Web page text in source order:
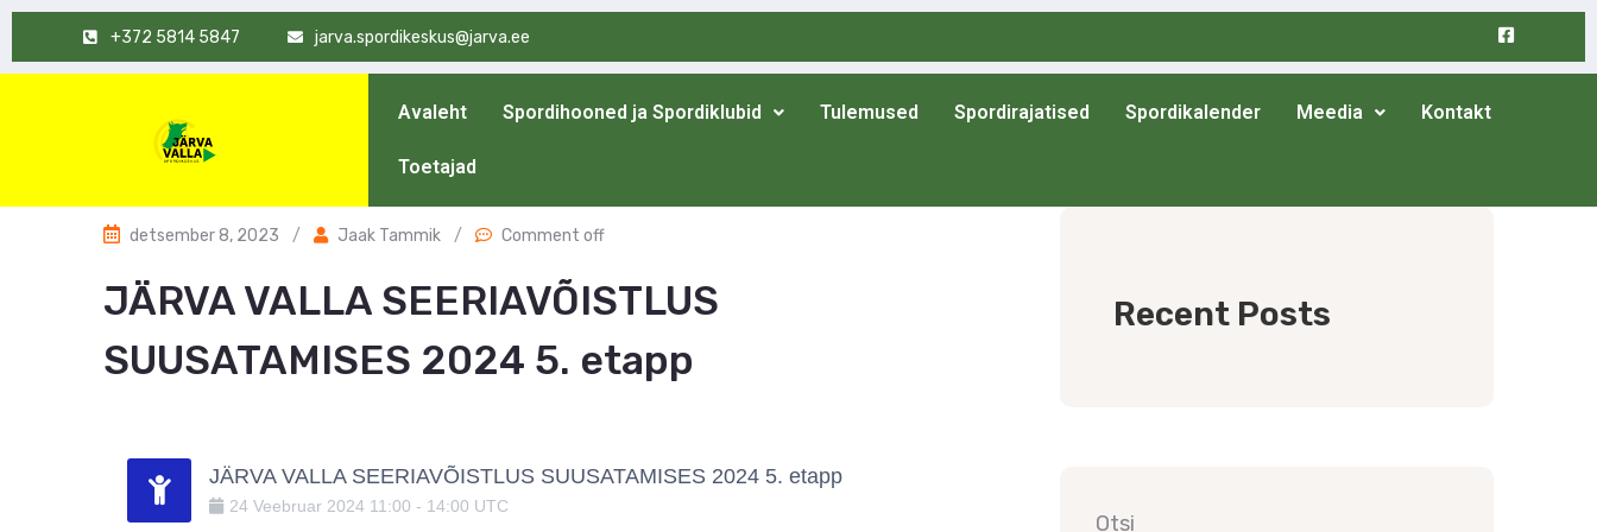
+372 5814 5847 jarva.spordikeskus@jarva.ee
Avaleht Spordihooned ja Spordiklubid Tulemused Spordirajatised Spordikalender Meedia Kontakt
Toetajad
detsember 8, 2023 / Jaak Tammik / Comment off
JÄRVA VALLA SEERIAVÕISTLUS
SUUSATAMISES 2024 5. etapp
JÄRVA VALLA SEERIAVÕISTLUS SUUSATAMISES 2024 5. etapp
24 Veebruar 2024 11:00 - 14:00 UTC
Recent Posts
Otsi